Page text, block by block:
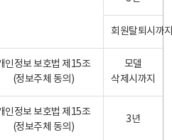
회원탈퇴시까
인정보 보호법 제15조
(정보주체 동의)
모델
삭제시까지
인정보 보호법 제15조
(정보주체 동의)
3년